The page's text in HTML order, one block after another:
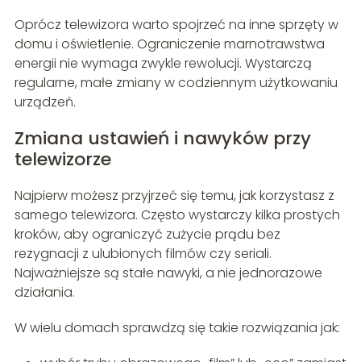
Oprócz telewizora warto spojrzeć na inne sprzęty w
domu i oświetlenie. Ograniczenie marnotrawstwa
energii nie wymaga zwykle rewolucji. Wystarczą
regularne, małe zmiany w codziennym użytkowaniu
urządzeń.
Zmiana ustawień i nawyków przy
telewizorze
Najpierw możesz przyjrzeć się temu, jak korzystasz z
samego telewizora. Często wystarczy kilka prostych
kroków, aby ograniczyć zużycie prądu bez
rezygnacji z ulubionych filmów czy seriali.
Najważniejsze są stałe nawyki, a nie jednorazowe
działania.
W wielu domach sprawdzą się takie rozwiązania jak: